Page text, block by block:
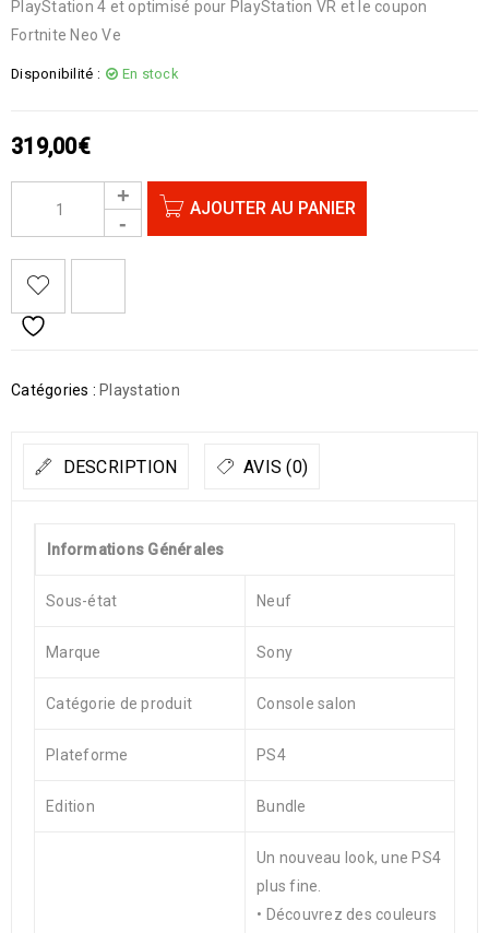
PlayStation 4 et optimisé pour PlayStation VR et le coupon
Fortnite Neo Ve
Disponibilité : En stock
319,00€
AJOUTER AU PANIER
Catégories : Playstation
DESCRIPTION AVIS (0)
Informations Générales
Sous-état Neuf
Marque Sony
Catégorie de produit Console salon
Plateforme PS4
Edition Bundle
Un nouveau look, une PS4
plus fine.
• Découvrez des couleurs